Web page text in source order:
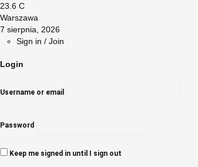
23.6 C
Warszawa
7 sierpnia, 2026
Sign in / Join
Login
Username or email
Password
Keep me signed in until I sign out